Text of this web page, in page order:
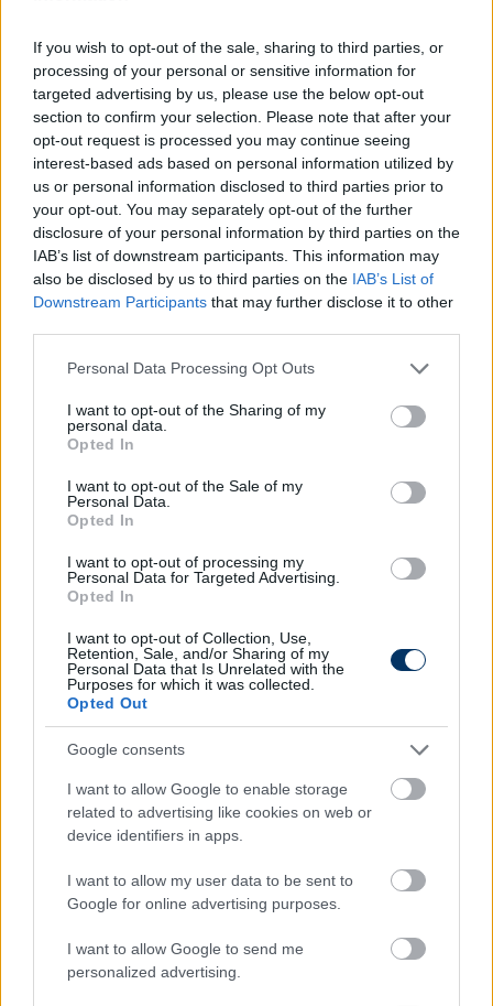
If you wish to opt-out of the sale, sharing to third parties, or
processing of your personal or sensitive information for
targeted advertising by us, please use the below opt-out
section to confirm your selection. Please note that after your
opt-out request is processed you may continue seeing
interest-based ads based on personal information utilized by
us or personal information disclosed to third parties prior to
your opt-out. You may separately opt-out of the further
disclosure of your personal information by third parties on the
IAB’s list of downstream participants. This information may
also be disclosed by us to third parties on the IAB’s List of
Downstream Participants that may further disclose it to other
Please note that this website/app uses one or more Google
not limited to your visit or usage behaviour. You may click to
grant or deny consent to Google and its third-party tags to
use your data for below specified purposes in below Google
consent section.
Personal Data Processing Opt Outs
I want to opt-out of the Sharing of my
personal data.
Opted In
I want to opt-out of the Sale of my
Personal Data.
Opted In
I want to opt-out of processing my
Personal Data for Targeted Advertising.
Opted In
I want to opt-out of Collection, Use,
Retention, Sale, and/or Sharing of my
Personal Data that Is Unrelated with the
Purposes for which it was collected.
Opted Out
Google consents
I want to allow Google to enable storage
related to advertising like cookies on web or
device identifiers in apps.
I want to allow my user data to be sent to
Google for online advertising purposes.
I want to allow Google to send me
personalized advertising.
találkozót vezetett. 2012-ben alapvonali
játékvezetőként szerepelt a Kassai Viktor vezette
csapatban a lengyel–ukrán közös rendezésű Európa-
bajnokságon. Az Ukrajna–Anglia mérkőzésen nem
jelezte, hogy a labda teljes terjedelmével áthaladt a
gólvonalon – később kiderült, hogy az akció
leshelyzetből indult.
Vad II István családjában több futballhoz kötődő
személy is van. Édesapja, idősebb Vad István szintén
FIFA-játékvezető volt, korábban az élvonalban is
futballozott. Húga, Vad Anita női FIFA-
fel: Szombaton eldől a bajnoki cím sorsa az NB I-
ben. Melyik csapat emelheti magasba a
trófeát?Kattints és szavazz itt!
Olvastad már?
Tóth Alex, a diósgyőri ágyúgolyó és az
ETO csibésze – nagyelemzés az NB I